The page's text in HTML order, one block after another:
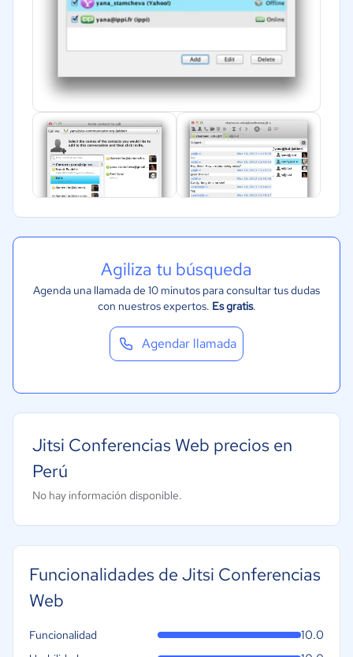
Agiliza tu búsqueda
Agenda una llamada de 10 minutos para consultar tus dudas
con nuestros expertos. Es gratis.
Agendar llamada
Jitsi Conferencias Web precios en
Perú
No hay información disponible.
Funcionalidades de Jitsi Conferencias
Web
Funcionalidad 10.0